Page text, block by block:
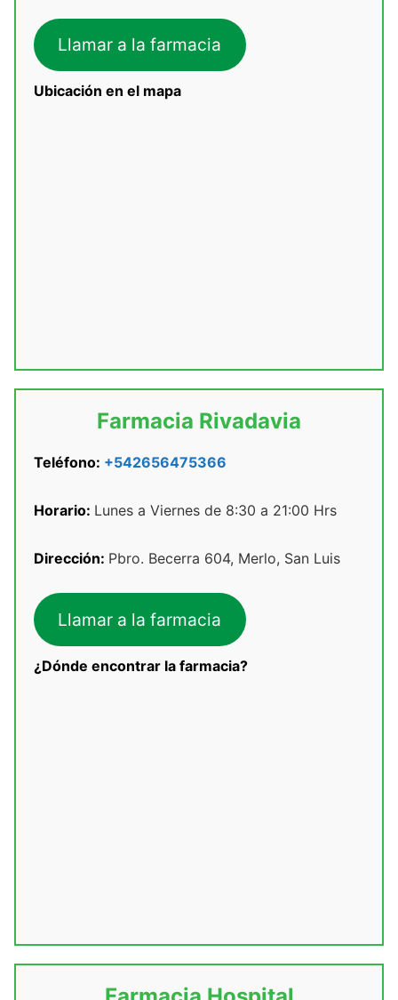
Llamar a la farmacia
Ubicación en el mapa
Farmacia Rivadavia
Teléfono: +542656475366
Horario: Lunes a Viernes de 8:30 a 21:00 Hrs
Dirección: Pbro. Becerra 604, Merlo, San Luis
Llamar a la farmacia
¿Dónde encontrar la farmacia?